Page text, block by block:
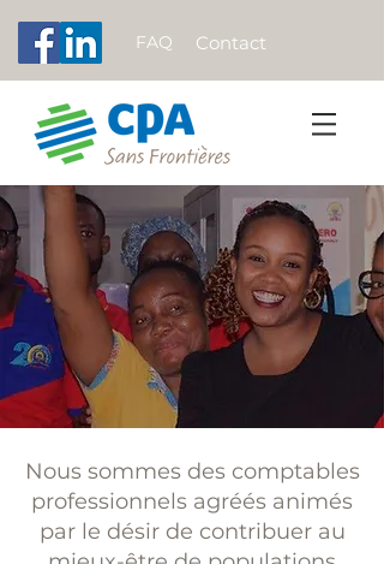
FAQ Contact
Nous sommes des comptables
professionnels agréés animés
par le désir de contribuer au